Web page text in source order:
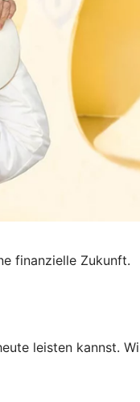
finanzielle Zukunft.
leisten kannst.